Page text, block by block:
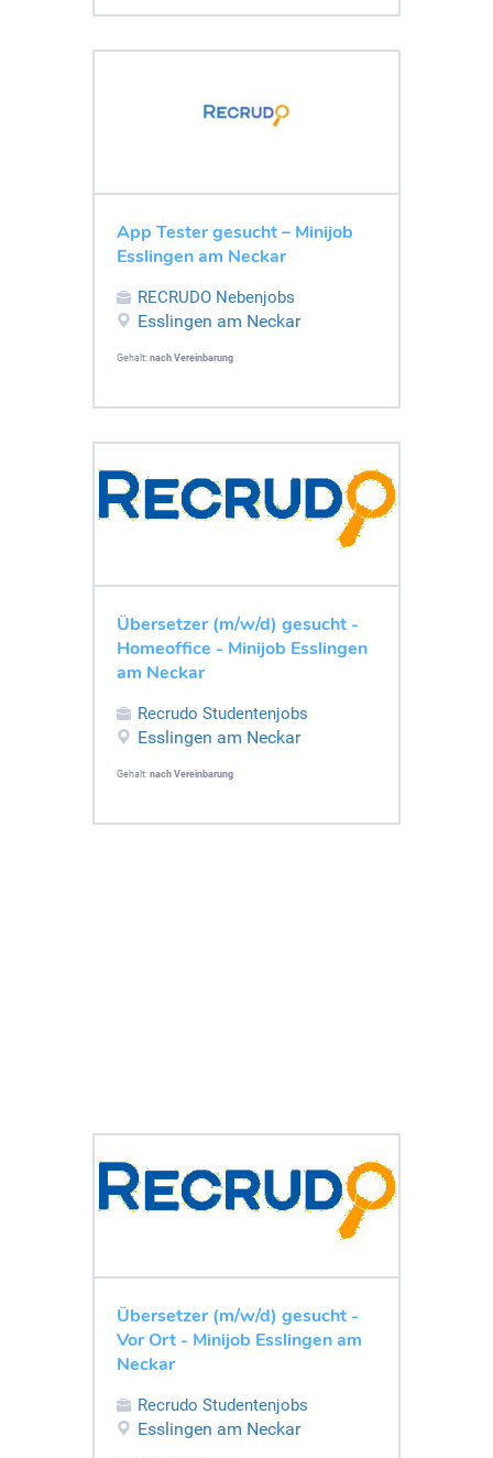
App Tester gesucht – Minijob
Esslingen am Neckar
RECRUDO Nebenjobs
Esslingen am Neckar
Gehalt: nach Vereinbarung
Übersetzer (m/w/d) gesucht -
Homeoffice - Minijob Esslingen
am Neckar
Recrudo Studentenjobs
Esslingen am Neckar
Gehalt: nach Vereinbarung
Übersetzer (m/w/d) gesucht -
Vor Ort - Minijob Esslingen am
Neckar
Recrudo Studentenjobs
Esslingen am Neckar